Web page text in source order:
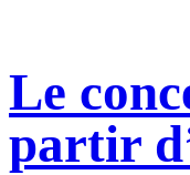
Le
partir